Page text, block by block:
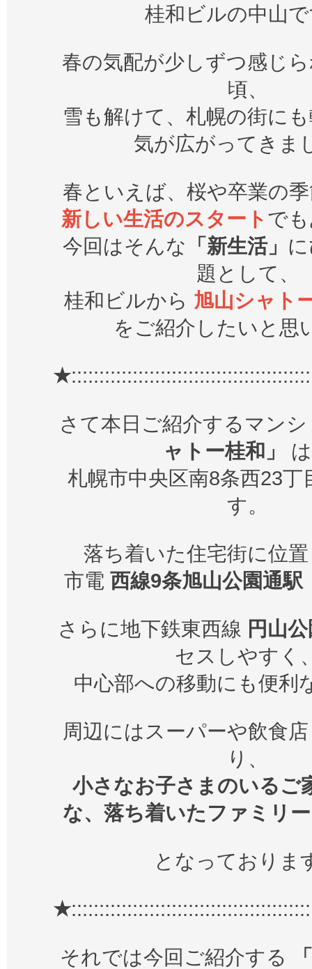
桂和ビルの中山
春の気配が少しずつ感じ
頃、
雪も解けて、札幌の街に
気が広がってきま
春といえば、桜や卒業の
新しい生活のスタート で
今回はそんな 「新生活」
題として、
桂和ビルから 旭山シャト
をご紹介したいと思
★
さて本日ご紹介するマン
ャトー桂和」
札幌市中央区南8条西23
す。
落ち着いた住宅街に位
市電西線9条旭山公園通駅
さらに地下鉄東西線 円山
セスしやすく
中心部への移動にも便利
周辺にはスーパーや飲食
り、
小さなお子さまのいるご
な、落ち着いたファミリ
となっておりま
★
それでは今回ご紹介する